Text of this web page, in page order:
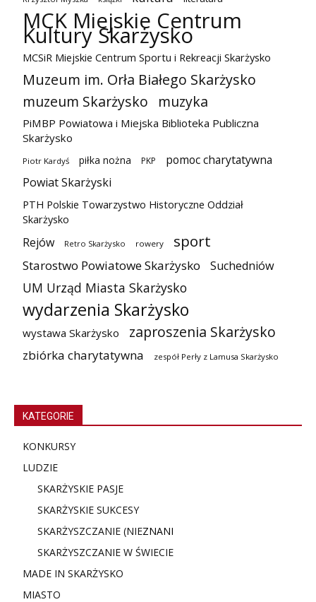
MCK Miejskie Centrum
Kultury Skarżysko
MCSiR Miejskie Centrum Sportu i Rekreacji Skarżysko
Muzeum im. Orła Białego Skarżysko
muzeum Skarżysko
muzyka
PiMBP Powiatowa i Miejska Biblioteka Publiczna
Skarżysko
Piotr Kardyś piłka nożna PKP
pomoc charytatywna
Powiat Skarżyski
PTH Polskie Towarzystwo Historyczne Oddział
Skarżysko
Rejów Retro Skarżysko rowery sport
Starostwo Powiatowe Skarżysko Suchedniów
UM Urząd Miasta Skarżysko
wydarzenia Skarżysko
wystawa Skarżysko zaproszenia Skarżysko
zbiórka charytatywna zespół Perły z Lamusa Skarżysko
KATEGORIE
KONKURSY
LUDZIE
SKARŻYSKIE PASJE
SKARŻYSKIE SUKCESY
SKARŻYSZCZANIE (NIEZNANI
SKARŻYSZCZANIE W ŚWIECIE
MADE IN SKARŻYSKO
MIASTO